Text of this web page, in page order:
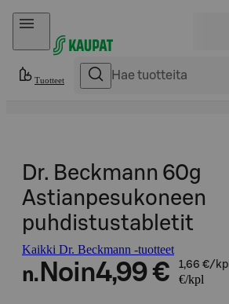
Hyppää sisältöön
Tuotteet
Dr. Beckmann 60g
Astianpesukoneen
puhdistustabletit
Kaikki Dr. Beckmann -tuotteet
n. Noin4,99 € 1,66 €/kpl
€/kpl